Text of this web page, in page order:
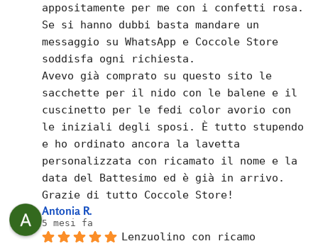
appositamente per me con i confetti rosa.
Se si hanno dubbi basta mandare un
messaggio su WhatsApp e Coccole Store
soddisfa ogni richiesta.
Avevo già comprato su questo sito le
sacchette per il nido con le balene e il
cuscinetto per le fedi color avorio con
le iniziali degli sposi. È tutto stupendo
e ho ordinato ancora la lavetta
personalizzata con ricamato il nome e la
data del Battesimo ed è già in arrivo.
Grazie di tutto Coccole Store!
Antonia R.
5 mesi fa
Lenzuolino con ricamo